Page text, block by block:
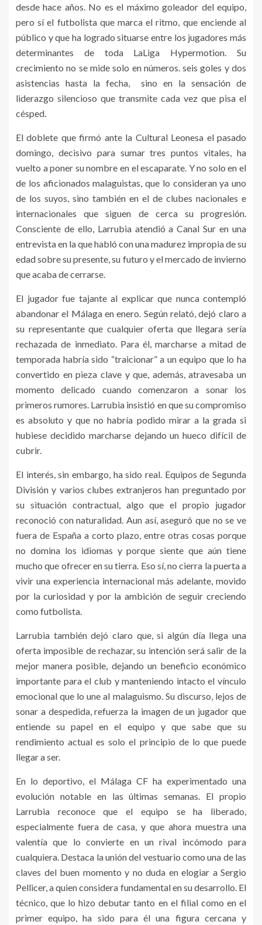
desde hace años. No es el máximo goleador del equipo,
pero sí el futbolista que marca el ritmo, que enciende al
público y que ha logrado situarse entre los jugadores más
determinantes de toda LaLiga Hypermotion. Su
crecimiento no se mide solo en números. seis goles y dos
asistencias hasta la fecha, sino en la sensación de
liderazgo silencioso que transmite cada vez que pisa el
césped.
El doblete que firmó ante la Cultural Leonesa el pasado
domingo, decisivo para sumar tres puntos vitales, ha
vuelto a poner su nombre en el escaparate. Y no solo en el
de los aficionados malaguistas, que lo consideran ya uno
de los suyos, sino también en el de clubes nacionales e
internacionales que siguen de cerca su progresión.
Consciente de ello, Larrubia atendió a Canal Sur en una
entrevista en la que habló con una madurez impropia de su
edad sobre su presente, su futuro y el mercado de invierno
que acaba de cerrarse.
El jugador fue tajante al explicar que nunca contempló
abandonar el Málaga en enero. Según relató, dejó claro a
su representante que cualquier oferta que llegara sería
rechazada de inmediato. Para él, marcharse a mitad de
temporada habría sido “traicionar” a un equipo que lo ha
convertido en pieza clave y que, además, atravesaba un
momento delicado cuando comenzaron a sonar los
primeros rumores. Larrubia insistió en que su compromiso
es absoluto y que no habría podido mirar a la grada si
hubiese decidido marcharse dejando un hueco difícil de
cubrir.
El interés, sin embargo, ha sido real. Equipos de Segunda
División y varios clubes extranjeros han preguntado por
su situación contractual, algo que el propio jugador
reconoció con naturalidad. Aun así, aseguró que no se ve
fuera de España a corto plazo, entre otras cosas porque
no domina los idiomas y porque siente que aún tiene
mucho que ofrecer en su tierra. Eso sí, no cierra la puerta a
vivir una experiencia internacional más adelante, movido
por la curiosidad y por la ambición de seguir creciendo
como futbolista.
Larrubia también dejó claro que, si algún día llega una
oferta imposible de rechazar, su intención será salir de la
mejor manera posible, dejando un beneficio económico
importante para el club y manteniendo intacto el vínculo
emocional que lo une al malaguismo. Su discurso, lejos de
sonar a despedida, refuerza la imagen de un jugador que
entiende su papel en el equipo y que sabe que su
rendimiento actual es solo el principio de lo que puede
llegar a ser.
En lo deportivo, el Málaga CF ha experimentado una
evolución notable en las últimas semanas. El propio
Larrubia reconoce que el equipo se ha liberado,
especialmente fuera de casa, y que ahora muestra una
valentía que lo convierte en un rival incómodo para
cualquiera. Destaca la unión del vestuario como una de las
claves del buen momento y no duda en elogiar a Sergio
Pellicer, a quien considera fundamental en su desarrollo. El
técnico, que lo hizo debutar tanto en el filial como en el
primer equipo, ha sido para él una figura cercana y